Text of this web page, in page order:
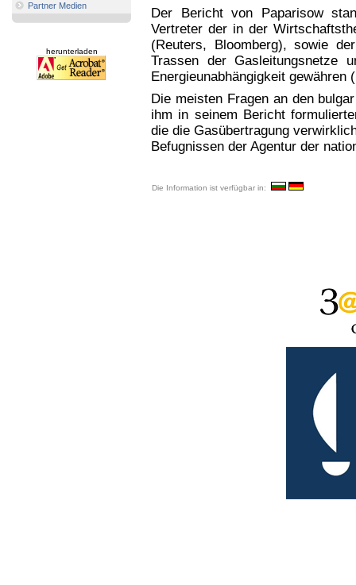
Partner Medien
herunterladen
Der Bericht von Paparisow
Vertreter der in der
(Reuters, Bloomberg), sowie
Trassen der Gasleitungsnetze
Energieunabhängigkeit gewähren
Die meisten Fragen an den
ihm in seinem Bericht
die die Gasübertragung
Befugnissen der Agentur der
Die Information ist verfügbar in: